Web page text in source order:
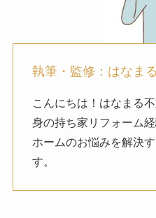
執筆・監修：はなまる
こんにちは！はなまる
身の持ち家リフォーム
ホームのお悩みを解決
す。